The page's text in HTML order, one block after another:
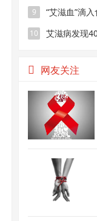
9
“艾滋血”滴
谣别再传了!
10
艾滋病发现
网友关注